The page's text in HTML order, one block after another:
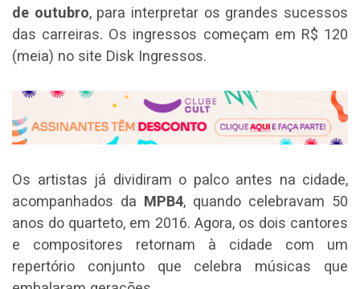
de outubro, para interpretar os grandes sucessos
das carreiras. Os ingressos começam em R$ 120
(meia) no site Disk Ingressos.
Os artistas já dividiram o palco antes na cidade,
acompanhados da MPB4, quando celebravam 50
anos do quarteto, em 2016. Agora, os dois cantores
e compositores retornam à cidade com um
repertório conjunto que celebra músicas que